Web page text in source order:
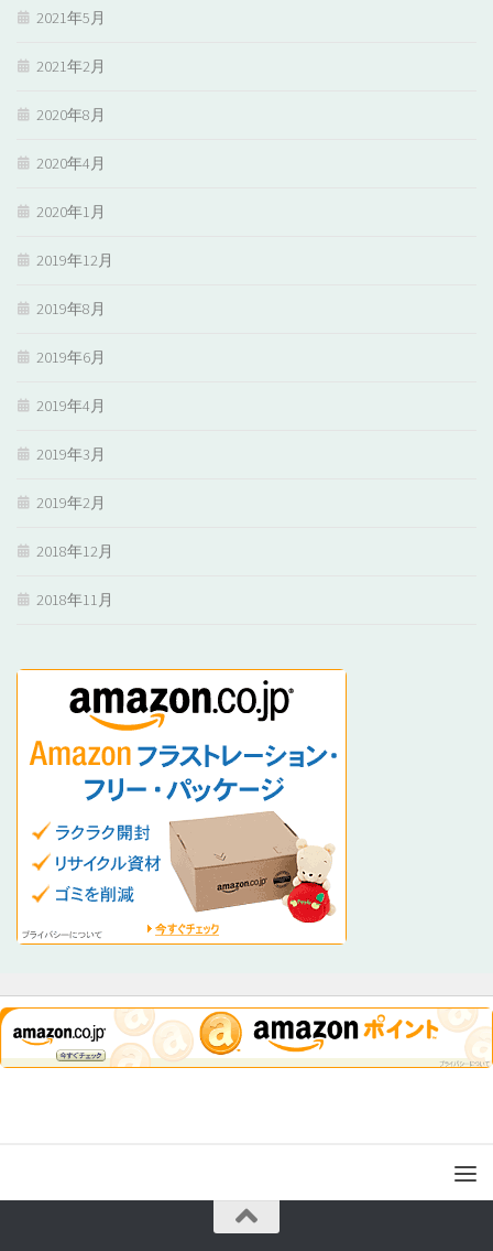
2021年5月
2021年2月
2020年8月
2020年4月
2020年1月
2019年12月
2019年8月
2019年6月
2019年4月
2019年3月
2019年2月
2018年12月
2018年11月